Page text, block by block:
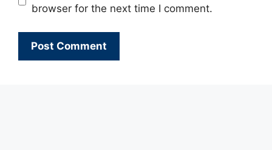
browser for the next time I comment.